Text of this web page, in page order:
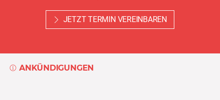
JETZT TERMIN VEREINBAREN
ANKÜNDIGUNGEN